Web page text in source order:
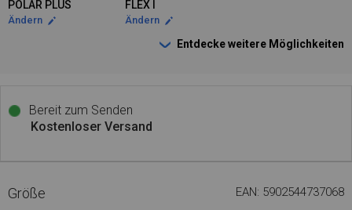
POLAR PLUS
Ändern
FLEX I
Ändern
Entdecke weitere Möglichkeiten
Bereit zum Senden
Kostenloser Versand
Größe EAN: 5902544737068